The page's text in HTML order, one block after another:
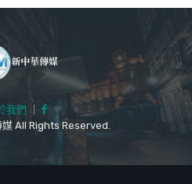
我們 ｜
All Rights Reserved.